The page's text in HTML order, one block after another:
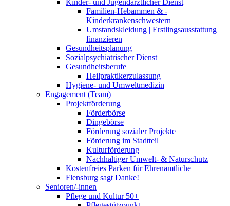
Kinder- und Jugendärztlicher Dienst
Familien-Hebammen & -
Kinderkrankenschwestern
Umstandskleidung | Erstlingsausstattung
finanzieren
Gesundheitsplanung
Sozialpsychiatrischer Dienst
Gesundheitsberufe
Heilpraktikerzulassung
Hygiene- und Umweltmedizin
Engagement (Team)
Projektförderung
Förderbörse
Dingebörse
Förderung sozialer Projekte
Förderung im Stadtteil
Kulturförderung
Nachhaltiger Umwelt- & Naturschutz
Kostenfreies Parken für Ehrenamtliche
Flensburg sagt Danke!
Senioren/-innen
Pflege und Kultur 50+